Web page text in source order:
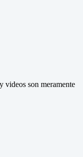
videos son meramente